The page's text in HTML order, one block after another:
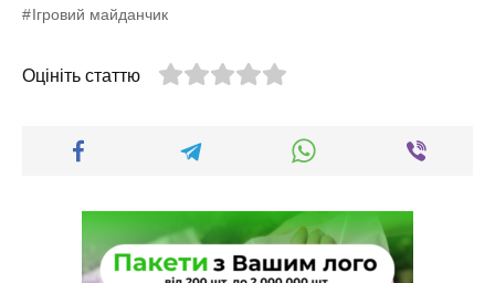
Ігровий майданчик
Оцініть статтю